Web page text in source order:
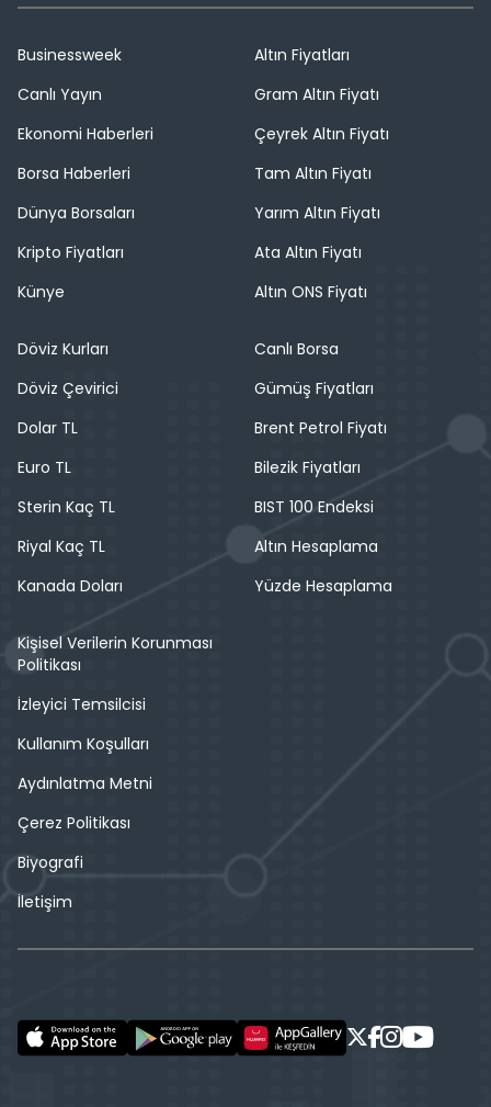
Businessweek
Canlı Yayın
Ekonomi Haberleri
Borsa Haberleri
Dünya Borsaları
Kripto Fiyatları
Künye
Altın Fiyatları
Gram Altın Fiyatı
Çeyrek Altın Fiyatı
Tam Altın Fiyatı
Yarım Altın Fiyatı
Ata Altın Fiyatı
Altın ONS Fiyatı
Döviz Kurları
Döviz Çevirici
Dolar TL
Euro TL
Sterin Kaç TL
Riyal Kaç TL
Kanada Doları
Canlı Borsa
Gümüş Fiyatları
Brent Petrol Fiyatı
Bilezik Fiyatları
BIST 100 Endeksi
Altın Hesaplama
Yüzde Hesaplama
Kişisel Verilerin Korunması
Politikası
İzleyici Temsilcisi
Kullanım Koşulları
Aydınlatma Metni
Çerez Politikası
Biyografi
İletişim